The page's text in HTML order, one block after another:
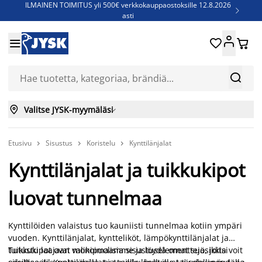
ILMAINEN TOIMITUS yli 500€ verkkokauppaostoksille 12.8.2026
asti

Jenkkisänkyjä - Säästä jopa 60%


 
 Valitse JYSK-myymäläsi
Etusivu  Sisustus  Koristelu  Kynttilänjalat
Kynttilänjalat ja tuikkukipot
luovat tunnelmaa
Kynttilöiden valaistus tuo kauniisti tunnelmaa kotiin ympäri
vuoden. Kynttilänjalat, kyntteliköt, lämpökynttilänjalat ja
tuikkukipot ovat monipuolisia sisustuselementtejä, joita voit
Tutustu laajaan valikoimaamme ja löydä omat suosikkisi